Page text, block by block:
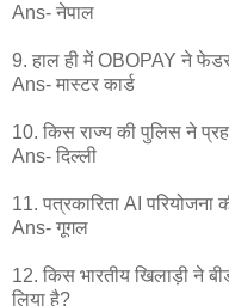
Ans- नेपाल
9. हाल ही में OBOPAY ने
Ans- मास्टर कार्ड
10. किस राज्य की पुलिस ने
Ans- दिल्ली
11. पत्रकारिता AI
Ans- गूगल
12. किस भारतीय खिलाड़ी ने
लिया है?